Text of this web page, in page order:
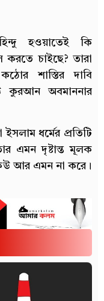
হওয়াতেই কি
করতে চাইছে? তারা
শাস্তির দাবি
কুরআন অবমাননার
ধর্মের প্রতিটি
এমন দৃষ্টান্ত মূলক
আর এমন না করে।